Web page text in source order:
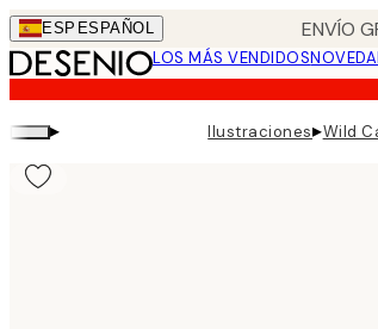
Skip
to
main
content.
ESP ESPAÑOL ENVÍO
LOS MÁS VENDIDOS
▸ Ilustraciones▸Wild